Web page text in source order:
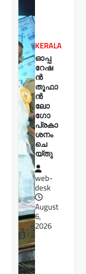
KERALA
ഓപ്പ
റേഷ
ൻ
തൂഫാ
ൻ
ലോ
ഗോ
പ്രകാ
ശനം
ചെ
യ്തു
web-
desk
August
6,
2026